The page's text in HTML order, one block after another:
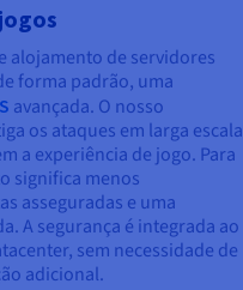
alojamento de servidores
forma padrão, uma
avançada. O nosso
os ataques em larga escala
a experiência de jogo. Para
significa menos
asseguradas e uma
A segurança é integrada ao
sem necessidade de
adicional.